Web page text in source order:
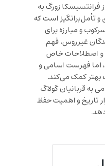
فرانتسیسکا زورگ به
تأمل‌برانگیز است که
و مبارزه برای
غیرروس، فهم
و اصطلاحات خاص
اما فهرست اسامی و
بهتر کمک می‌کند.
به قربانیان گولاگ
تاریخ و اهمیت حفظ